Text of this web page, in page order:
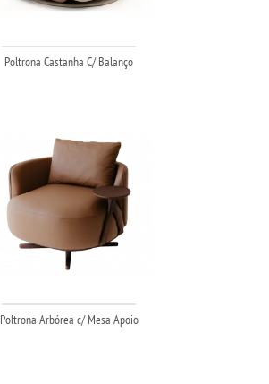
Poltrona Castanha C/ Balanço
Poltrona Arbórea c/ Mesa Apoio